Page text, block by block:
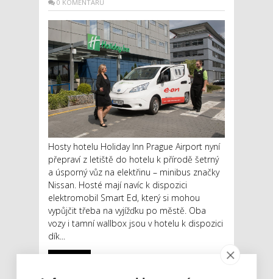
0 KOMENTÁŘŮ
Hosty hotelu Holiday Inn Prague Airport nyní
přepraví z letiště do hotelu k přírodě šetrný
a úsporný vůz na elektřinu – minibus značky
Nissan. Hosté mají navíc k dispozici
elektromobil Smart Ed, který si mohou
vypůjčit třeba na vyjížďku po městě. Oba
vozy i tamní wallbox jsou v hotelu k dispozici
dík...